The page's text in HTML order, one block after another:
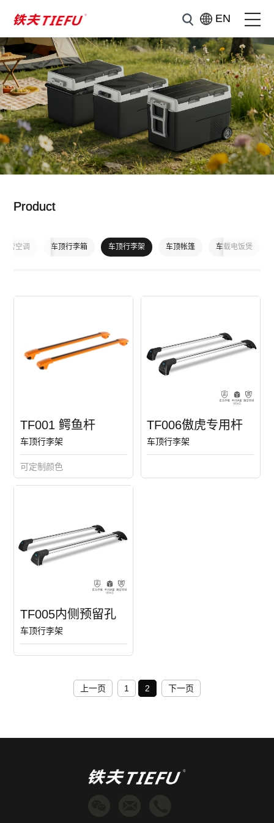
EN
营空调 车顶行李箱 车顶行李架 车顶帐篷 车载电饭煲
Product
TF001 鳄鱼杆
车顶行李架
可定制颜色
TF006傲虎专用杆
车顶行李架
TF005内侧预留孔
车顶行李架
上一页 1 2 下一页